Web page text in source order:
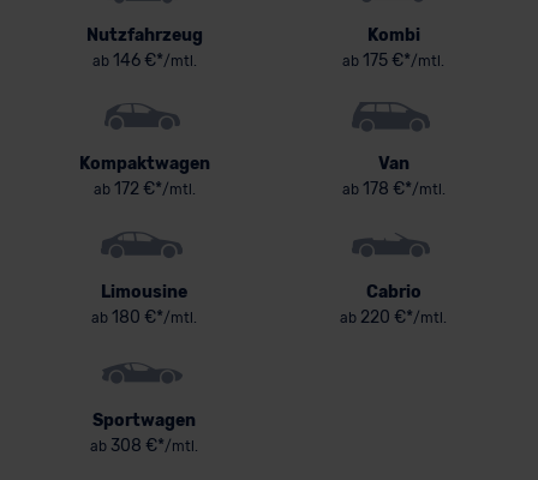
Nutzfahrzeug
ab146 €*/mtl.
Kombi
ab 175 €*/mtl.
Kompaktwagen
ab172 €*/mtl.
Van
ab178 €*/mtl.
Limousine
ab 180 €*/mtl.
Cabrio
ab 220 €*/mtl.
Sportwagen
ab 308 €*/mtl.